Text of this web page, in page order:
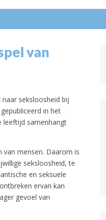
van
seksloosheid bij
in het
leeftijd samenhangt
van mensen. Daarom is
seksloosheid, te
en seksuele
ervan kan
gevoel van